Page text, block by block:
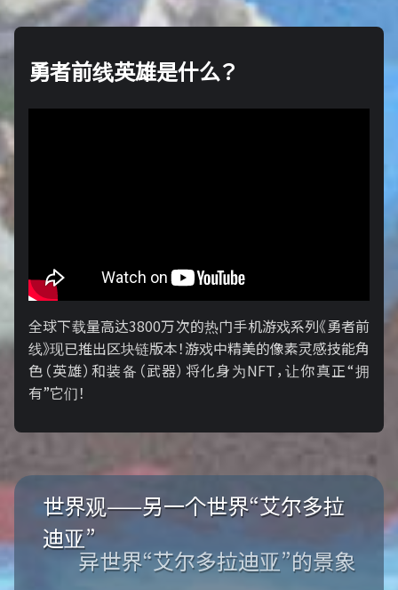
勇者前线英雄是什么？
全球下载量高达3800万次的热门手机游戏系列《勇者前
线》现已推出区块链版本！游戏中精美的像素灵感技能角
色（英雄）和装备（武器）将化身为NFT，让你真正“拥
有”它们！
世界观——另一个世界“艾尔多拉
迪亚”
异世界“艾尔多拉迪亚”的景象